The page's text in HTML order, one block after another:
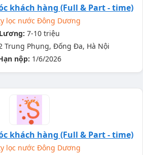
khách hàng (Full & Part - time)
lọc nước Đông Dương
Lương: 7-10 triệu
Trung Phụng, Đống Đa, Hà Nội
nộp: 1/6/2026
khách hàng (Full & Part - time)
lọc nước Đông Dương